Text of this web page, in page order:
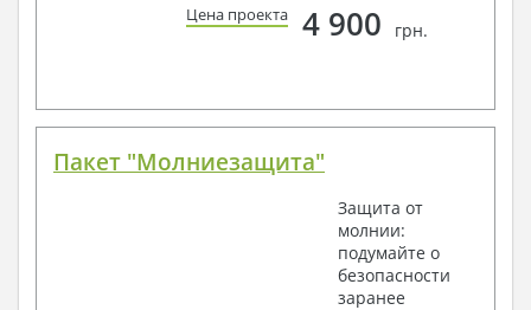
Цена проекта 4 900 грн.
Пакет "Молниезащита"
Защита от
молнии:
подумайте о
безопасности
заранее